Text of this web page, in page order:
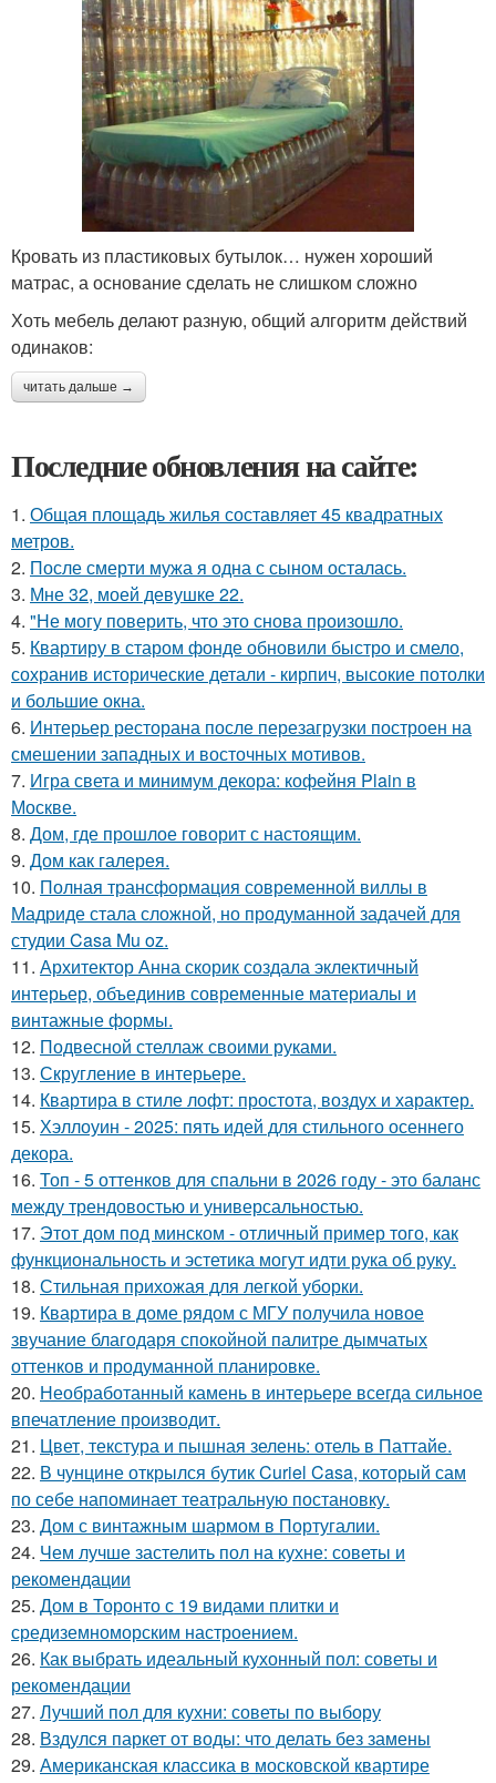
Кровать из пластиковых бутылок… нужен хороший
матрас, а основание сделать не слишком сложно
Хоть мебель делают разную, общий алгоритм действий
одинаков:
читать дальше →
Последние обновления на сайте:
1. Общая площадь жилья составляет 45 квадратных
метров.
2. После смерти мужа я одна с сыном осталась.
3. Мне 32, моей девушке 22.
4. "Не могу поверить, что это снова произошло.
5. Квартиру в старом фонде обновили быстро и смело,
сохранив исторические детали - кирпич, высокие потолки
и большие окна.
6. Интерьер ресторана после перезагрузки построен на
смешении западных и восточных мотивов.
7. Игра света и минимум декора: кофейня Plain в
Москве.
8. Дом, где прошлое говорит с настоящим.
9. Дом как галерея.
10. Полная трансформация современной виллы в
Мадриде стала сложной, но продуманной задачей для
студии Casa Mu oz.
11. Архитектор Анна скорик создала эклектичный
интерьер, объединив современные материалы и
винтажные формы.
12. Подвесной стеллаж своими руками.
13. Скругление в интерьере.
14. Квартира в стиле лофт: простота, воздух и характер.
15. Хэллоуин - 2025: пять идей для стильного осеннего
декора.
16. Топ - 5 оттенков для спальни в 2026 году - это баланс
между трендовостью и универсальностью.
17. Этот дом под минском - отличный пример того, как
функциональность и эстетика могут идти рука об руку.
18. Стильная прихожая для легкой уборки.
19. Квартира в доме рядом с МГУ получила новое
звучание благодаря спокойной палитре дымчатых
оттенков и продуманной планировке.
20. Необработанный камень в интерьере всегда сильное
впечатление производит.
21. Цвет, текстура и пышная зелень: отель в Паттайе.
22. В чунцине открылся бутик Curiel Casa, который сам
по себе напоминает театральную постановку.
23. Дом с винтажным шармом в Португалии.
24. Чем лучше застелить пол на кухне: советы и
рекомендации
25. Дом в Торонто с 19 видами плитки и
средиземноморским настроением.
26. Как выбрать идеальный кухонный пол: советы и
рекомендации
27. Лучший пол для кухни: советы по выбору
28. Вздулся паркет от воды: что делать без замены
29. Американская классика в московской квартире